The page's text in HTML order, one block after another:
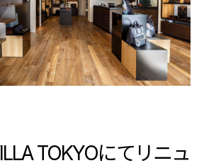
TOKYOにてリニュ